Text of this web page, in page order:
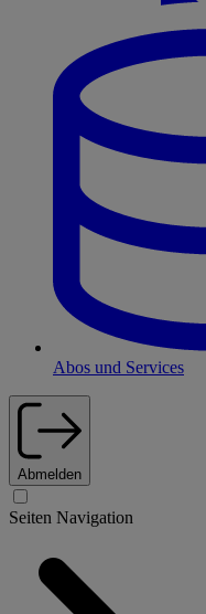
Abos und Services
Abmelden
Seiten Navigation